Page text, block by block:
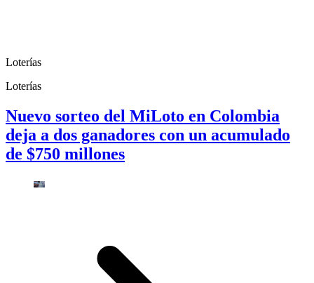
Loterías
Loterías
Nuevo sorteo del MiLoto en Colombia
deja a dos ganadores con un acumulado
de $750 millones